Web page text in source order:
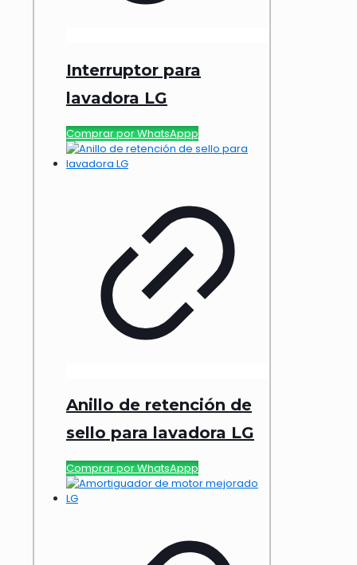
Interruptor para
lavadora LG
Comprar por WhatsAppp
Anillo de retención de
sello para lavadora LG
Comprar por WhatsAppp